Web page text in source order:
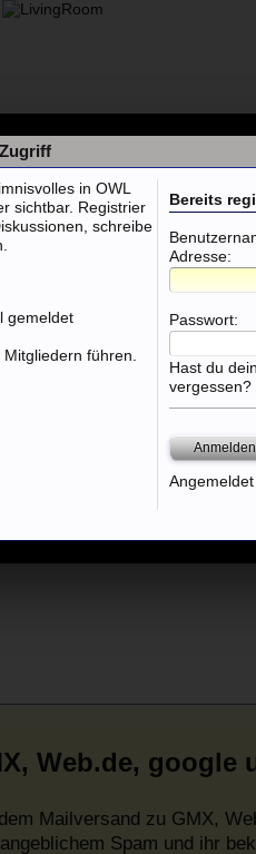
Web.de, google
Mailversand zu GMX,
Spam und ihr
Bereits
Adresse:
Passwort:
Hast du
vergessen?
in OWL
sichtbar. Registrier
schreibe
gemeldet
führen.